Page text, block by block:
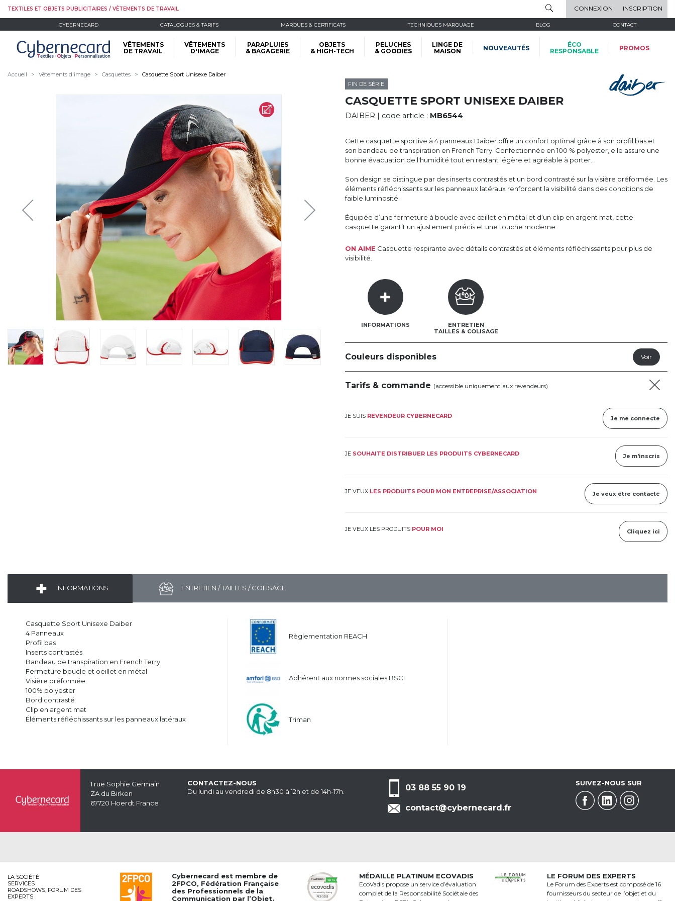
TEXTILES ET OBJETS PUBLICITAIRES / VÊTEMENTS DE TRAVAIL CONNEXION INSCRIPTION
CYBERNECARD CATALOGUES & TARIFS MARQUES & CERTIFICATS TECHNIQUES MARQUAGE BLOG CONTACT
VÊTEMENTS
DE TRAVAIL
VÊTEMENTS
D'IMAGE
PARAPLUIES
& BAGAGERIE
OBJETS
& HIGH-TECH
PELUCHES
& GOODIES
LINGE DE
MAISON
NOUVEAUTÉS
ÉCO
RESPONSABLE
PROMOS
Accueil Vêtements d'image Casquettes
Casquette Sport Unisexe Daiber
FIN DE SÉRIE
CASQUETTE SPORT UNISEXE DAIBER
DAIBER | code article : MB6544
Cette casquette sportive à 4 panneaux Daiber offre un confort optimal grâce à son profil bas et
son bandeau de transpiration en French Terry. Confectionnée en 100 % polyester, elle assure une
bonne évacuation de l'humidité tout en restant légère et agréable à porter.
Son design se distingue par des inserts contrastés et un bord contrasté sur la visière préformée. Les
éléments réfléchissants sur les panneaux latéraux renforcent la visibilité dans des conditions de
faible luminosité.
Équipée d’une fermeture à boucle avec œillet en métal et d’un clip en argent mat, cette
casquette garantit un ajustement précis et une touche moderne
ON AIME Casquette respirante avec détails contrastés et éléments réfléchissants pour plus de
visibilité.
INFORMATIONS
ENTRETIEN
TAILLES & COLISAGE
Couleurs disponibles
Tarifs & commande (accessible uniquement aux revendeurs)
JE SUIS REVENDEUR CYBERNECARD Je me connecte
JE SOUHAITE DISTRIBUER LES PRODUITS CYBERNECARD Je m'inscris
JE VEUX LES PRODUITS POUR MON ENTREPRISE/ASSOCIATION Je veux être contacté
JE VEUX LES PRODUITS POUR MOI Cliquez ici
INFORMATIONS ENTRETIEN / TAILLES / COLISAGE
Casquette Sport Unisexe Daiber
4 Panneaux
Profil bas
Inserts contrastés
Bandeau de transpiration en French Terry
Fermeture boucle et oeillet en métal
Visière préformée
100% polyester
Bord contrasté
Clip en argent mat
Éléments réfléchissants sur les panneaux latéraux
Règlementation REACH
Adhérent aux normes sociales BSCI
Triman
1 rue Sophie Germain
ZA du Birken
67720 Hoerdt France
CONTACTEZ-NOUS
Du lundi au vendredi de 8h30 à 12h et de 14h-17h.
03 88 55 90 19
contact@cybernecard.fr
SUIVEZ-NOUS SUR
LA SOCIÉTÉ
SERVICES
ROADSHOWS, FORUM DES
EXPERTS
Cybernecard est membre de
2FPCO, Fédération Française
des Professionnels de la
Communication par l’Objet.
MÉDAILLE PLATINUM ECOVADIS
EcoVadis propose un service d’évaluation
complet de la Responsabilité Sociétale des
LE FORUM DES EXPERTS
Le Forum des Experts est composé de 16
fournisseurs du secteur de l’objet et du